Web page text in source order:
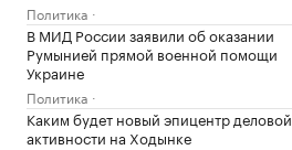
Политика
В МИД России заявили об оказании
Румынией прямой военной помощи
Украине
Политика
Каким будет новый эпицентр деловой
активности на Ходынке